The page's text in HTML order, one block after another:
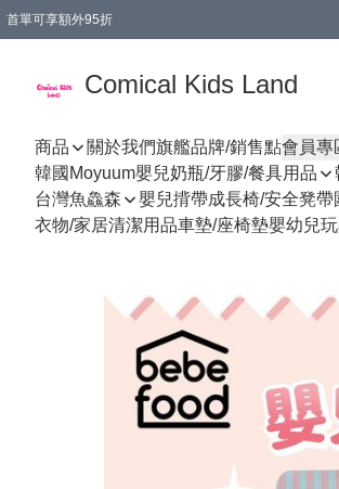
首單可享額外95折
Comical Kids Land
商品 關於我們旗艦品牌/銷售點會員專
韓國Moyuum嬰兒奶瓶/牙膠/餐具用品
台灣魚鱻森
嬰兒揹帶成長椅/安全凳帶
衣物/家居清潔用品車墊/座椅墊嬰幼兒